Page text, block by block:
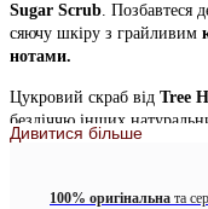
Sugar Scrub. Позбавтеся
сяючу шкіру з грайливим
нотами.
Цукровий скраб від Tree
безліччю інших
авокадо, макадамії,
Дивитися більше
100% оригінальна та